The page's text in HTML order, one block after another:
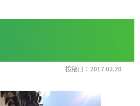
投稿日：2017.02.20